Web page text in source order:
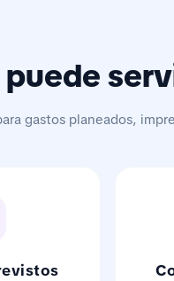
gastos planeados,